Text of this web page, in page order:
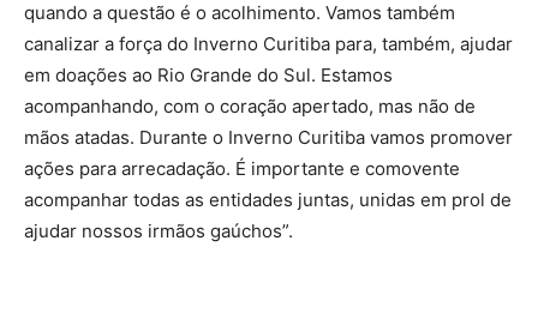
quando a questão é o acolhimento. Vamos também
canalizar a força do Inverno Curitiba para, também, ajudar
em doações ao Rio Grande do Sul. Estamos
acompanhando, com o coração apertado, mas não de
mãos atadas. Durante o Inverno Curitiba vamos promover
ações para arrecadação. É importante e comovente
acompanhar todas as entidades juntas, unidas em prol de
ajudar nossos irmãos gaúchos”.